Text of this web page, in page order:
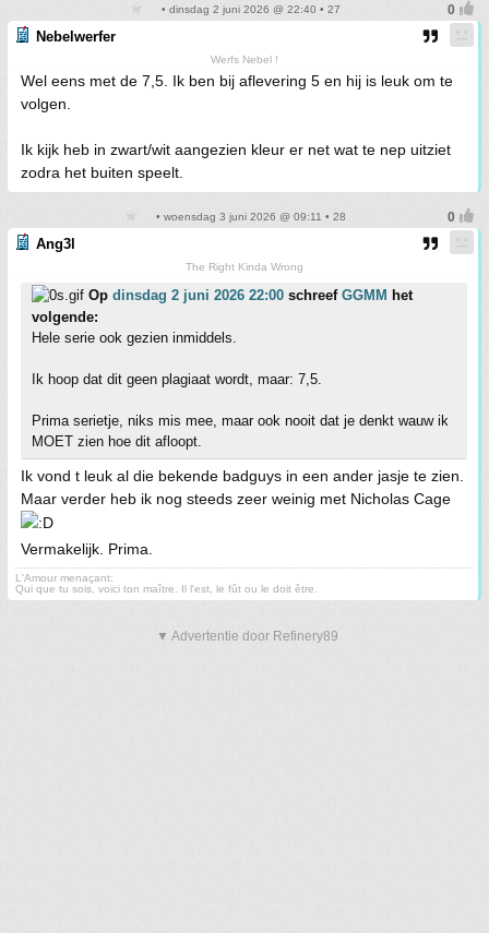
• dinsdag 2 juni 2026 @ 22:40 • 27
Nebelwerfer
Werfs Nebel !
Wel eens met de 7,5. Ik ben bij aflevering 5 en hij is leuk om te
volgen.
Ik kijk heb in zwart/wit aangezien kleur er net wat te nep uitziet
zodra het buiten speelt.
• woensdag 3 juni 2026 @ 09:11 • 28
Ang3l
The Right Kinda Wrong
Op dinsdag 2 juni 2026 22:00 schreef GGMM het
volgende:
Hele serie ook gezien inmiddels.
Ik hoop dat dit geen plagiaat wordt, maar: 7,5.
Prima serietje, niks mis mee, maar ook nooit dat je denkt wauw ik
MOET zien hoe dit afloopt.
Ik vond t leuk al die bekende badguys in een ander jasje te zien.
Maar verder heb ik nog steeds zeer weinig met Nicholas Cage
Vermakelijk. Prima.
L'Amour menaçant:
Qui que tu sois, voici ton maître. Il l'est, le fût ou le doit être.
▼ Advertentie door Refinery89